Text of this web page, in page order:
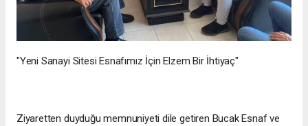
"Yeni Sanayi Sitesi Esnafımız İçin Elzem Bir İhtiyaç"
Ziyaretten duyduğu memnuniyeti dile getiren Bucak Esnaf ve